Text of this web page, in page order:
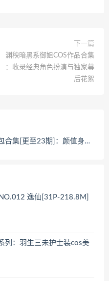
下一篇
渊秧暗黑系御姐COS作品合集​​
：收录经典角色扮演与独家幕
后花絮
[更至23期]：颜值身材双在线
逸仙[31P-218.8M]
列：羽生三未护士装cos美